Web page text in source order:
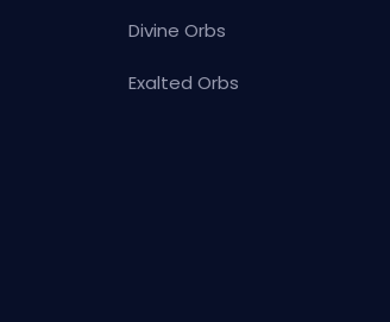
Divine Orbs
Exalted Orbs